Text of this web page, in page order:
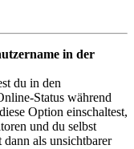
in der
du in den
Status während
Option einschaltest,
und du selbst
als unsichtbarer